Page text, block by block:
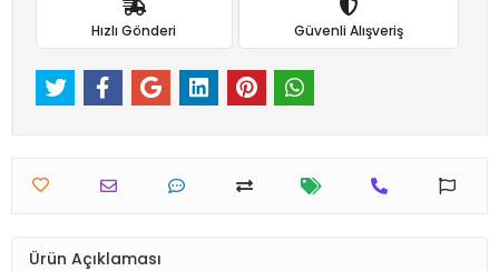
Hızlı Gönderi Güvenli Alışveriş
Ürün Açıklaması